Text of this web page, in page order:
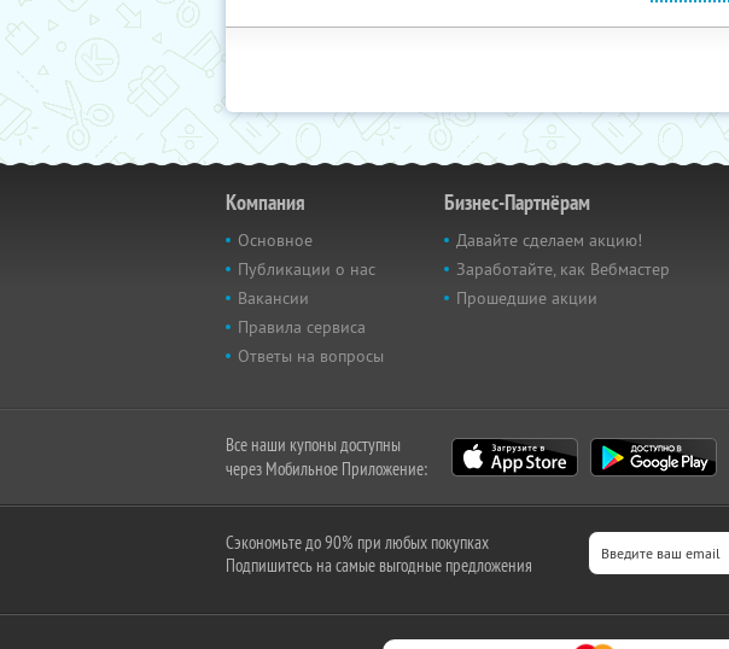
Компания
Основное
Публикации о нас
Вакансии
Правила сервиса
Ответы на вопросы
Бизнес-Партнёрам
Давайте сделаем акцию!
Заработайте, как Вебмастер
Прошедшие акции
Все наши купоны доступны
через Мобильное Приложение:
Сэкономьте до 90% при любых покупках
Подпишитесь на самые выгодные предложения